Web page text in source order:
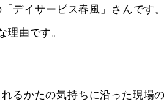
デイサービス春風」さんです
理由です。
れるかたの気持ちに沿った現場